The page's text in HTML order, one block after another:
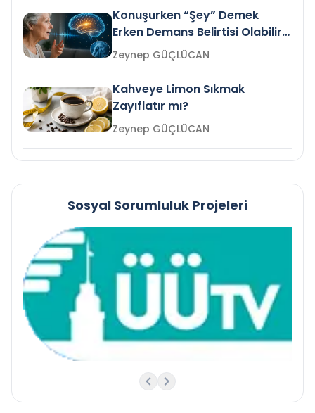
Konuşurken “Şey” Demek
Erken Demans Belirtisi Olabilir
mi?
Zeynep GÜÇLÜCAN
Kahveye Limon Sıkmak
Zayıflatır mı?
Zeynep GÜÇLÜCAN
Sosyal Sorumluluk Projeleri